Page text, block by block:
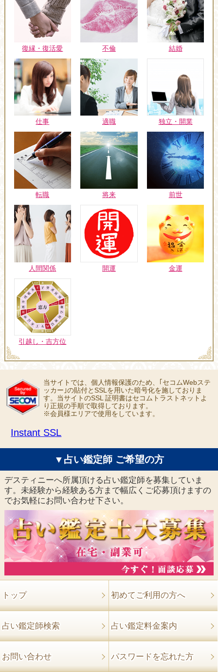
復縁・復活愛 不倫 結婚
仕事 適職 独立・開業
転職 将来 前世
人間関係 開運 金運
引越し・吉方位
当サイトでは、個人情報保護のため、｢セコムWebステ
ッカー｣の貼付とSSLを用いた暗号化を施しておりま
す。当サイトのSSL 証明書はセコムトラストネットよ
り正規の手順で取得しております。
※会員様エリアで使用をしています。
Instant SSL
▼占い鑑定師 ご希望の方
デスティニーへ所属頂ける占い鑑定師を募集していま
す。未経験から経験ある方まで幅広くご応募頂けますの
でお気軽にお問い合わせ下さい。
トップ 初めてご利用の方へ
占い鑑定師検索 占い鑑定料金案内
お問い合わせ パスワードを忘れた方